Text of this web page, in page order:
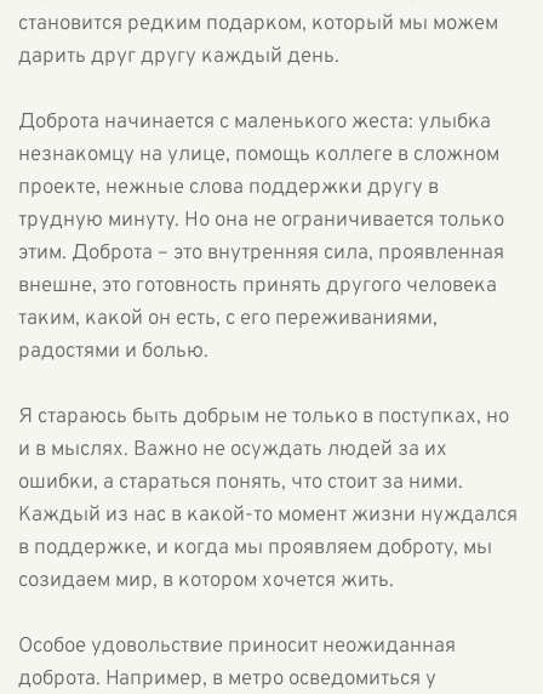
становится редким подарком, который мы можем
дарить друг другу каждый день.
Доброта начинается с маленького жеста: улыбка
незнакомцу на улице, помощь коллеге в сложном
проекте, нежные слова поддержки другу в
трудную минуту. Но она не ограничивается только
этим. Доброта – это внутренняя сила, проявленная
внешне, это готовность принять другого человека
таким, какой он есть, с его переживаниями,
радостями и болью.
Я стараюсь быть добрым не только в поступках, но
и в мыслях. Важно не осуждать людей за их
ошибки, а стараться понять, что стоит за ними.
Каждый из нас в какой-то момент жизни нуждался
в поддержке, и когда мы проявляем доброту, мы
созидаем мир, в котором хочется жить.
Особое удовольствие приносит неожиданная
доброта. Например, в метро осведомиться у